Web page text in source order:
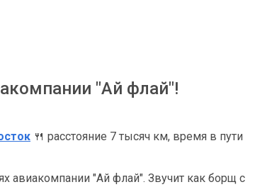
"Ай флай"!
🍴 расстояние 7 тысяч км, время в пути
авиакомпании "Ай флай". Звучит как борщ с